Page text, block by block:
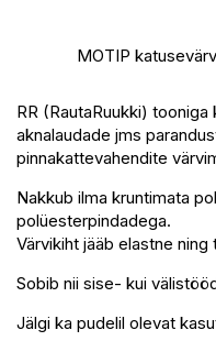
MOTIP
RR (RautaRuukki)
aknalaudade jms
pinnakattevahendite
Nakkub ilma kruntimata
polüesterpindadega.
Värvikiht jääb elastne
Sobib nii sise- kui
Jälgi ka pudelil olevat